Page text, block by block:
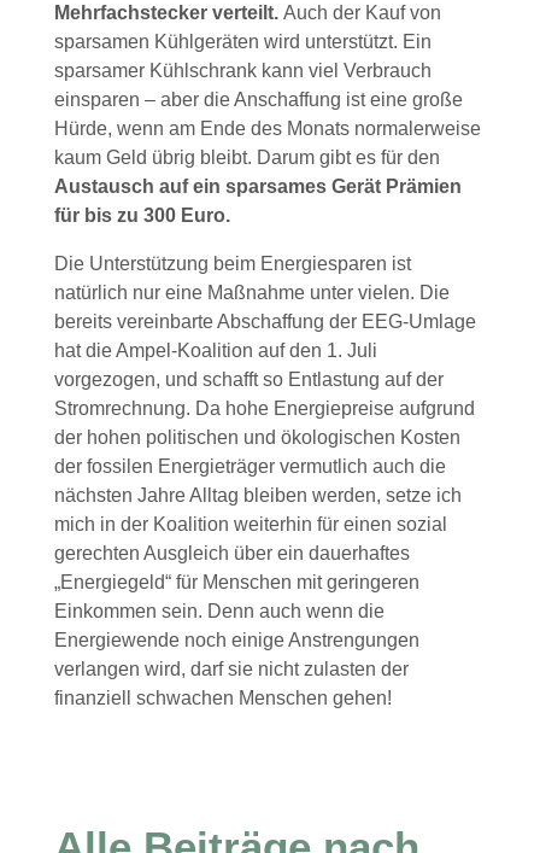
Mehrfachstecker verteilt. Auch der Kauf von
sparsamen Kühlgeräten wird unterstützt. Ein
sparsamer Kühlschrank kann viel Verbrauch
einsparen – aber die Anschaffung ist eine große
Hürde, wenn am Ende des Monats normalerweise
kaum Geld übrig bleibt. Darum gibt es für den
Austausch auf ein sparsames Gerät Prämien
für bis zu 300 Euro.
Die Unterstützung beim Energiesparen ist
natürlich nur eine Maßnahme unter vielen. Die
bereits vereinbarte Abschaffung der EEG-Umlage
hat die Ampel-Koalition auf den 1. Juli
vorgezogen, und schafft so Entlastung auf der
Stromrechnung. Da hohe Energiepreise aufgrund
der hohen politischen und ökologischen Kosten
der fossilen Energieträger vermutlich auch die
nächsten Jahre Alltag bleiben werden, setze ich
mich in der Koalition weiterhin für einen sozial
gerechten Ausgleich über ein dauerhaftes
„Energiegeld“ für Menschen mit geringeren
Einkommen sein. Denn auch wenn die
Energiewende noch einige Anstrengungen
verlangen wird, darf sie nicht zulasten der
finanziell schwachen Menschen gehen!